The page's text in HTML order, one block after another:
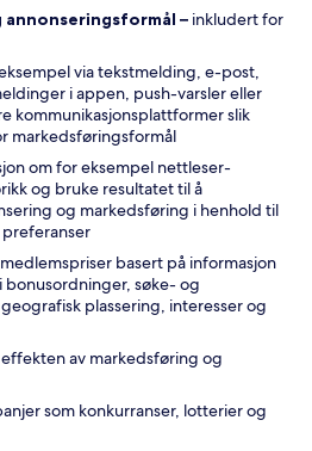
– inkludert for
via tekstmelding, e-post,
i appen, push-varsler eller
kommunikasjonsplattformer slik
markedsføringsformål
om for eksempel nettleser-
og bruke resultatet til å
og markedsføring i henhold til
basert på informasjon
bonusordninger, søke- og
plassering, interesser og
av markedsføring og
som konkurranser, lotterier og